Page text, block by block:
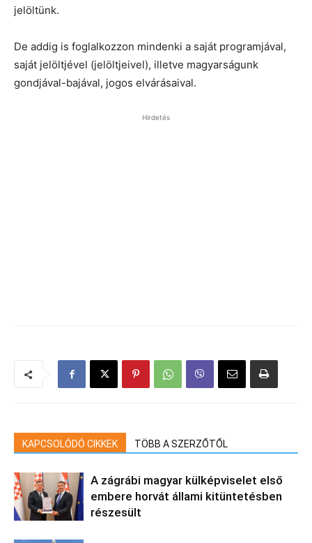
jelöltünk.
De addig is foglalkozzon mindenki a saját programjával,
saját jelöltjével (jelöltjeivel), illetve magyarságunk
gondjával-bajával, jogos elvárásaival.
Hirdetés
KAPCSOLÓDÓ CIKKEK TÖBB A SZERZŐTŐL
A zágrábi magyar külképviselet első
embere horvát állami kitüntetésben
részesült